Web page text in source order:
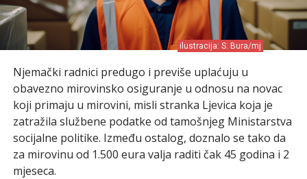
ilustracija: S. Bura/mj
Njemački radnici predugo i previše uplaćuju u
obavezno mirovinsko osiguranje u odnosu na novac
koji primaju u mirovini, misli stranka Ljevica koja je
zatražila službene podatke od tamošnjeg Ministarstva
socijalne politike. Između ostalog, doznalo se tako da
za mirovinu od 1.500 eura valja raditi čak 45 godina i 2
mjeseca.